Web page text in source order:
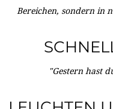
Bereichen, sondern in
"Gestern hast